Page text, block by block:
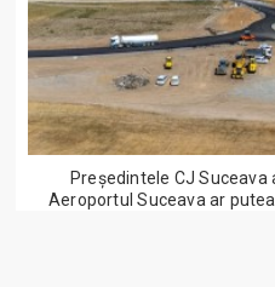
Președintele CJ
Aeroportul Suceava ar